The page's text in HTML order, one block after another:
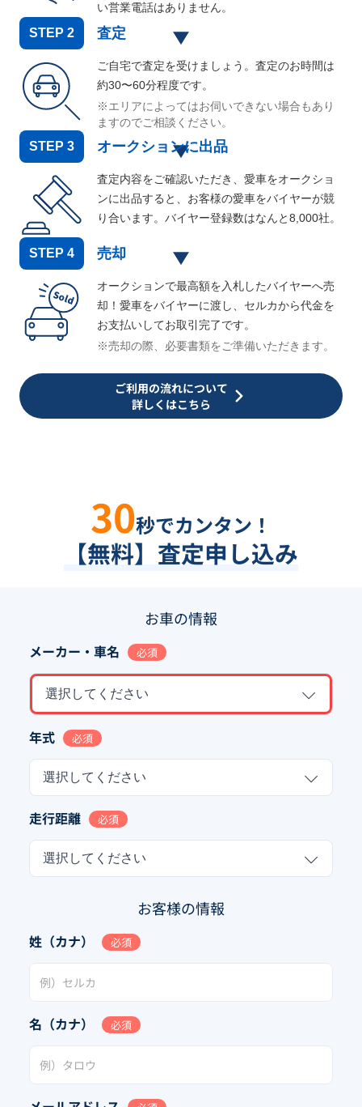
い営業電話はありません。
STEP 2 査定
ご自宅で査定を受けましょう。査定のお時間は
約30〜60分程度です。
※エリアによってはお伺いできない場合もあり
ますのでご相談ください。
STEP 3 オークションに出品
査定内容をご確認いただき、愛車をオークショ
ンに出品すると、お客様の愛車をバイヤーが競
り合います。バイヤー登録数はなんと8,000社。
STEP 4 売却
オークションで最高額を入札したバイヤーへ売
却！愛車をバイヤーに渡し、セルカから代金を
お支払いしてお取引完了です。
※売却の際、必要書類をご準備いただきます。
ご利用の流れについて
詳しくはこちら
30秒でカンタン！
【無料】査定申し込み
お車の情報
メーカー・車名 必須
選択してください
年式 必須
選択してください
走行距離 必須
選択してください
お客様の情報
姓（カナ） 必須
名（カナ） 必須